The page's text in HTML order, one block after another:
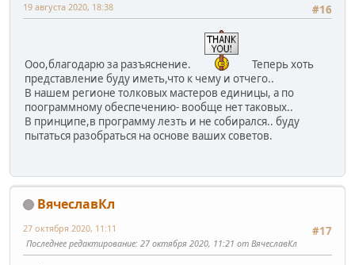
#16
19 августа 2020, 18:38
Ооо,благодарю за разъяснение.
Теперь хоть
представление буду иметь,что к чему и отчего..
В нашем регионе толковых мастеров единицы, а по
поограммному обеспечению- вообще нет таковых..
В принципе,в программу лезть и не собирался.. буду
пытаться разобраться на основе ваших советов.
ВячеславКл
#17
27 октября 2020, 11:11
Последнее редактирование: 27 октября 2020, 11:21 от ВячеславКл